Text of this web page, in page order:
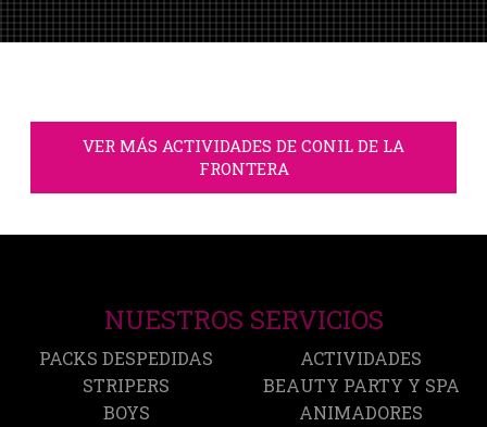
VER MÁS ACTIVIDADES DE CONIL DE LA
FRONTERA
NUESTROS SERVICIOS
PACKS DESPEDIDAS
STRIPERS
BOYS
ACTIVIDADES
BEAUTY PARTY Y SPA
ANIMADORES